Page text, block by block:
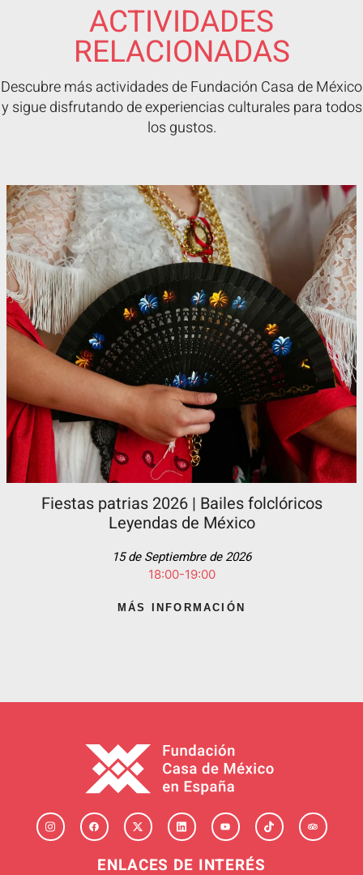
ACTIVIDADES
RELACIONADAS
Descubre más actividades de Fundación Casa de México
y sigue disfrutando de experiencias culturales para todos
los gustos.
Fiestas patrias 2026 | Bailes folclóricos
Leyendas de México
15 de Septiembre de 2026
18:00-19:00
MÁS INFORMACIÓN
ENLACES DE INTERÉS